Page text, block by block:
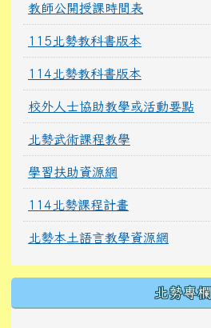
教師公開授課時間表
115北勢教科書版本
114北勢教科書版本
校外人士協助教學或活動要點
北勢武術課程教學
學習扶助資源網
114北勢課程計畫
北勢本土語言教學資源網
北勢專欄